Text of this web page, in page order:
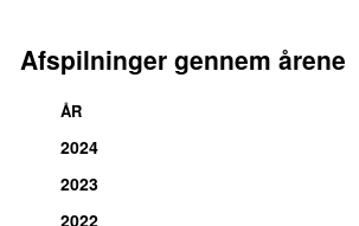
Afspilninger gennem årene
ÅR
2024
2023
2022